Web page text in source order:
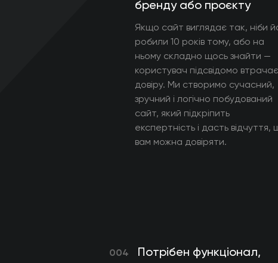
бренду або проєкту
Якщо сайт виглядає так, ніби
робили 10 років тому, або на
ньому складно щось знайти —
користувач підсвідомо втрачає
довіру. Ми створимо сучасний,
зручний і логічно побудований
сайт, який підкріпить
експертність і дасть відчуття,
вам можна довіряти.
004
Потрібен функціонал,